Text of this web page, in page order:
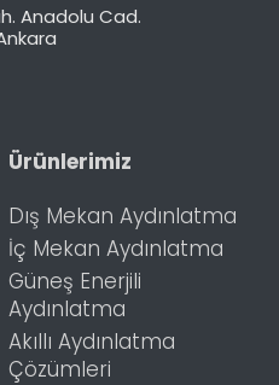
Anadolu Cad.
Ürünlerimiz
Dış Mekan Aydınlatma
İç Mekan Aydınlatma
Güneş Enerjili
Aydınlatma
Akıllı Aydınlatma
Çözümleri